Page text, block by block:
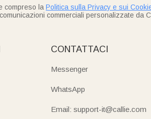
compreso la Politica sulla Privacy e sui
commerciali personalizzate da
CONTATTACI
Messenger
WhatsApp
Email: support-it@callie.com